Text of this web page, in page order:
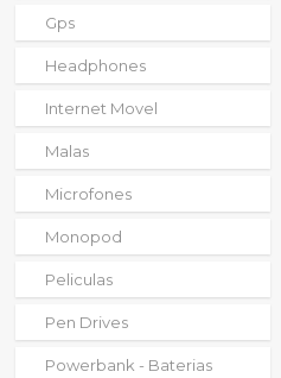
Gps
Headphones
Internet Movel
Malas
Microfones
Monopod
Peliculas
Pen Drives
Powerbank - Baterias